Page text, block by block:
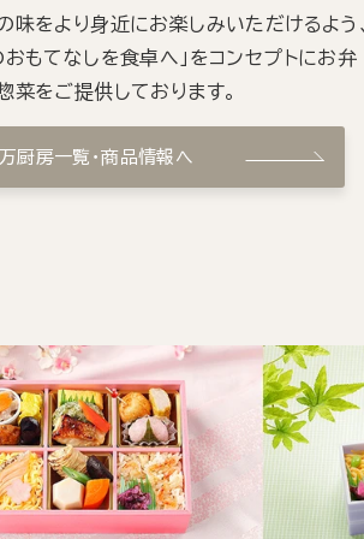
味をより身近にお楽しみいただけるよう、
おもてなしを食卓へ」をコンセプトにお弁
菜をご提供しております。
厨房一覧・商品情報へ